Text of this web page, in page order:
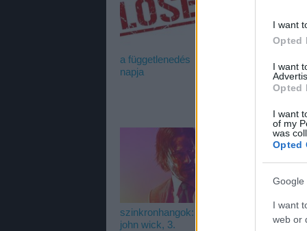
I want
Opted
I want
Opted
I want
of my
was
Opted
Google
I want
web or
a függetlenedés
napja
szinkronhangok:
john wick, 3.